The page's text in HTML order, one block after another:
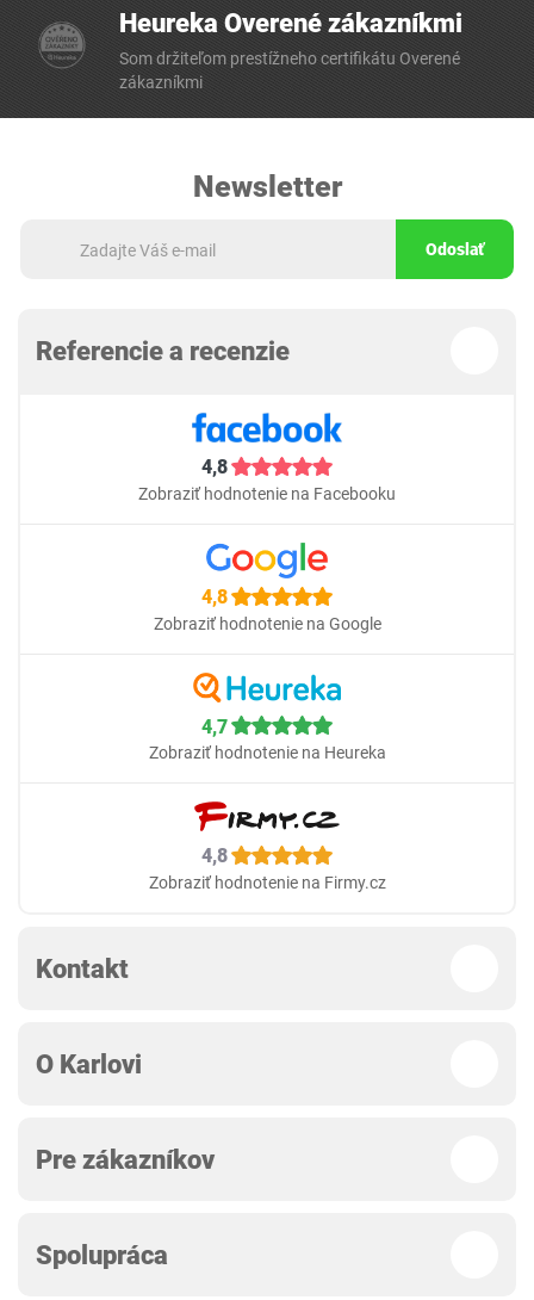
Heureka Overené zákazníkmi
Som držiteľom prestížneho certifikátu Overené
zákazníkmi
Newsletter
Odoslať
Referencie a recenzie
4,8
Zobraziť hodnotenie na Facebooku
4,8
Zobraziť hodnotenie na Google
4,7
Zobraziť hodnotenie na Heureka
4,8
Zobraziť hodnotenie na Firmy.cz
Kontakt
O Karlovi
Pre zákazníkov
Spolupráca